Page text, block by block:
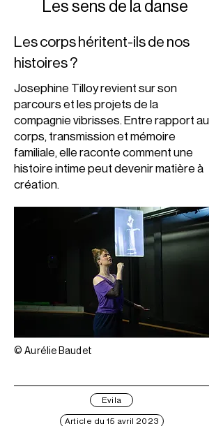
Les sens de la danse
Les corps héritent-ils de nos
histoires ?
Josephine Tilloy revient sur son
parcours et les projets de la
compagnie vibrisses. Entre rapport au
corps, transmission et mémoire
familiale, elle raconte comment une
histoire intime peut devenir matière à
création.
© Aurélie Baudet
Evila
Article du 15 avril 2023